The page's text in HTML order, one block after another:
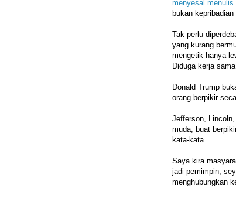
menyesal menulis
bukan
Tak perlu
yang kurang
mengetik hanya
Diduga kerja
Donald Trump
orang berpikir
Jefferson,
muda, buat
kata-kata.
Saya kira
jadi pemimpin,
menghubungkan